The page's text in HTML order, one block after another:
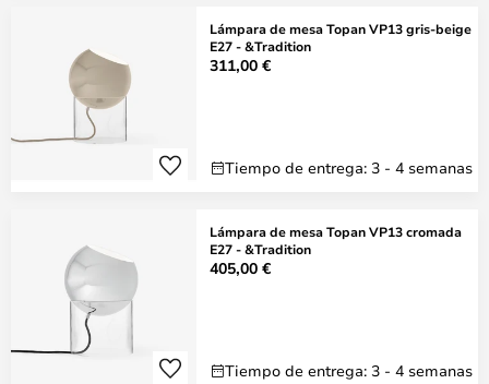
Lámpara de mesa Topan VP13 gris-beige
E27 - &Tradition
311,00 €
Tiempo de entrega: 3 - 4 semanas
Lámpara de mesa Topan VP13 cromada
E27 - &Tradition
405,00 €
Tiempo de entrega: 3 - 4 semanas